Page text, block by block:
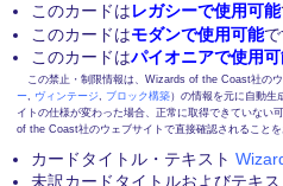
このカードはレガシーで使用可能
このカードはモダンで使用可能で
このカードはパイオニアで使用
この禁止・制限情報は、Wizards of the Coast社のウ
ー
ヴィンテージ ブロック構築）の情報を元に自動
イトの仕様が変わった場合、正常に取得できていない
of the Coast社のウェブサイトで直接確認されることを
カードタイトル・テキスト
未訳カードタイトルおよびテキ